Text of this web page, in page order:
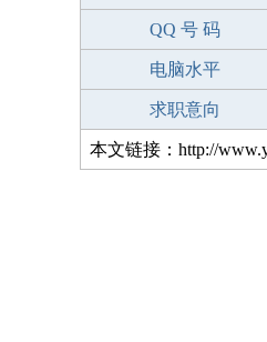
QQ 号 码
电脑水平
求职意向
本文链接：http://